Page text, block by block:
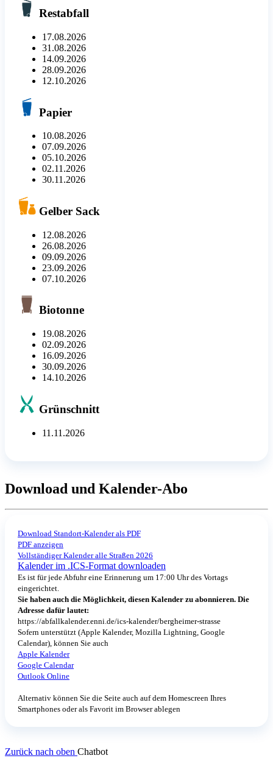
Restabfall
17.08.2026
31.08.2026
14.09.2026
28.09.2026
12.10.2026
Papier
10.08.2026
07.09.2026
05.10.2026
02.11.2026
30.11.2026
Gelber Sack
12.08.2026
26.08.2026
09.09.2026
23.09.2026
07.10.2026
Biotonne
19.08.2026
02.09.2026
16.09.2026
30.09.2026
14.10.2026
Grünschnitt
11.11.2026
Download und Kalender-Abo
Download Standort-Kalender als PDF
PDF anzeigen
Vollständiger Kalender alle Straßen 2026
Kalender im .ICS-Format downloaden
Es ist für jede Abfuhr eine Erinnerung um 17:00 Uhr des Vortags
eingerichtet.
Sie haben auch die Möglichkeit, diesen Kalender zu abonnieren. Die
Adresse dafür lautet:
https://abfallkalender.enni.de/ics-kalender/bergheimer-strasse
Sofern unterstützt (Apple Kalender, Mozilla Lightning, Google
Calendar), können Sie auch
Apple Kalender
Google Calendar
Outlook Online
Alternativ können Sie die Seite auch auf dem Homescreen Ihres
Smartphones oder als Favorit im Browser ablegen
Zurück nach oben Chatbot